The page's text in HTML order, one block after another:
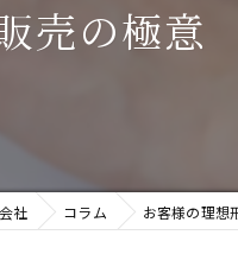
売の極意
社 コラム お客様の理想